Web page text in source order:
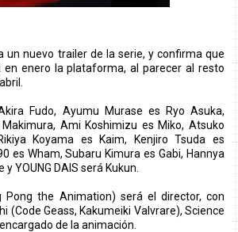
un nuevo trailer de la serie, y confirma que
enero la plataforma, al parecer al resto
Fudo, Ayumu Murase es Ryo Asuka,
Ami Koshimizu es Miko, Atsuko
Koyama es Kaim, Kenjiro Tsuda es
es Wham, Subaru Kimura es Gabi, Hannya
YOUNG DAIS será Kukun.
Pong the Animation) será el director, con
(Code Geass, Kakumeiki Valvrare), Science
de la animación.